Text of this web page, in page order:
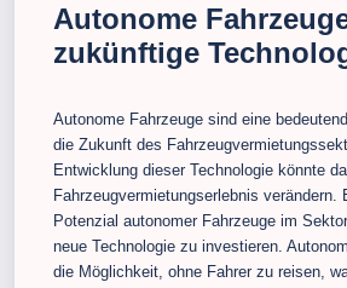
Autonome
zukünftige
Autonome Fahrzeuge sind eine
die Zukunft des
Entwicklung dieser Technologie könnte
Fahrzeugvermietungserlebnis verändern.
Potenzial autonomer Fahrzeuge im
neue Technologie zu investieren.
die Möglichkeit, ohne Fahrer zu reisen,